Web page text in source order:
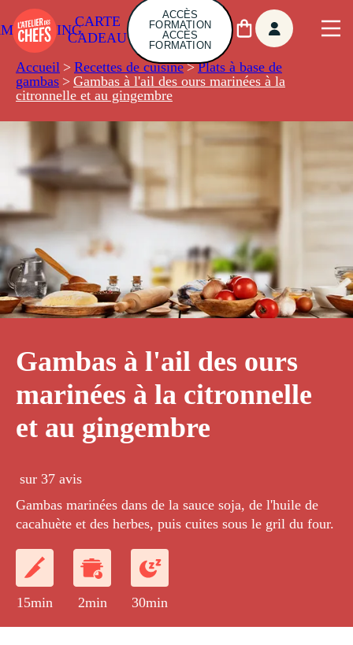
CARTE
CADEAU
ACCÈS
FORMATION
ACCÈS
FORMATION
Accueil > Recettes de cuisine > Plats à base de
gambas > Gambas à l'ail des ours marinées à la
citronnelle et au gingembre
Gambas à l'ail des ours
marinées à la citronnelle
et au gingembre
sur 37 avis
Gambas marinées dans de la sauce soja, de l'huile de
cacahuète et des herbes, puis cuites sous le gril du four.
15min 2min 30min